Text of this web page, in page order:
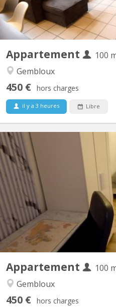
Appartement
100
Gembloux
450 € hors charges
il y a 3 heures Libre
Appartement
100
Gembloux
450 € hors charges
Belle coloc full équipée et
non loin de la gare, près des
faculté d'agronomie vous
bureau dans une chambre
spacieuse.